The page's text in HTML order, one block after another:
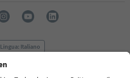
Lingua: Italiano